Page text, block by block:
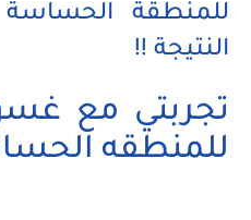
للمنطقة
النتيجة !!
تجربتي مع
للمنطقه